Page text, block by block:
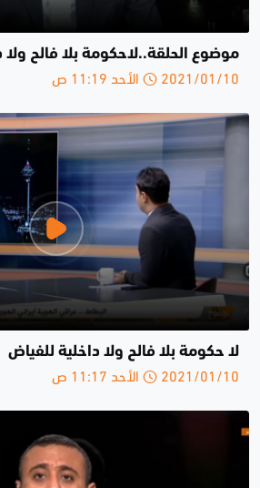
موضوع الحلقة..لاحكومة بلا فالح ولا
2021/01/10 الأحد 11:19 ص
لا حكومة بلا فالح ولا داخلية للفياض
2021/01/10 الأحد 11:17 ص